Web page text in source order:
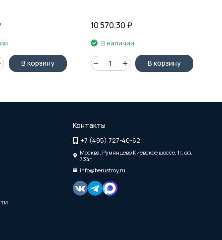
В корзину
10 570,30 ₽
В наличии
В корзину
Контакты
+7 (495) 727-40-62
Москва, Румянцево Киевское шоссе, 1г, оф.
734г
info@berustroy.ru